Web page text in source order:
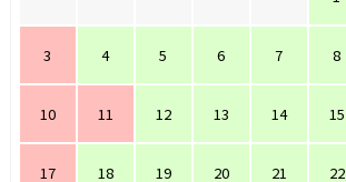
3 4 5 6 7 8
10 11 12 13 14 15
17 18 19 20 21 22